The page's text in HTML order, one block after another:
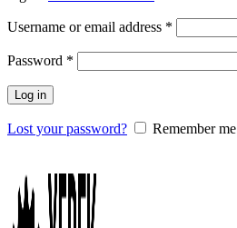
Username or email address *
Password *
Log in
Lost your password?
Remember me